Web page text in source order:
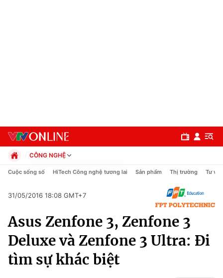
Chính trị
Xã hội
CÔNG NGHỆ
Chính trị
Pháp luật
Thể thao
Truyền hình
Văn hóa - Giải trí
Y tế
Cuộc sống số HiTech Công nghệ tương lai Sản phẩm Thị trường Tư vấn
31/05/2016 18:08 GMT+7
Asus Zenfone 3, Zenfone 3
Deluxe và Zenfone 3 Ultra: Đi
tìm sự khác biệt